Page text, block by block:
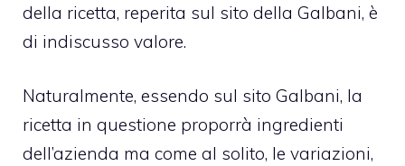
della ricetta, reperita sul sito della Galbani, è
di indiscusso valore.
Naturalmente, essendo sul sito Galbani, la
ricetta in questione proporrà ingredienti
dell’azienda ma come al solito, le variazioni,